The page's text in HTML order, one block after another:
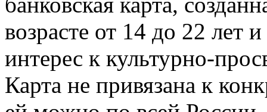
возрасте от 14 до 22 лет
интерес к культурно-
Карта не привязана к